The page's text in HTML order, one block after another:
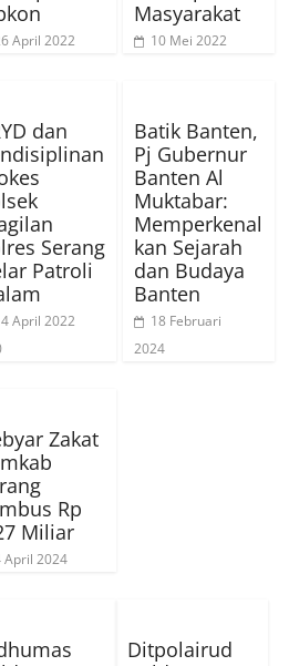
April 2022
Masyarakat
10 Mei 2022
dan
Serang
Patroli
April 2022
Batik Banten,
Pj Gubernur
Banten Al
Muktabar:
Memperkenal
kan Sejarah
dan Budaya
Banten
18 Februari
2024
Zakat
Rp
Miliar
April 2024
Ditpolairud